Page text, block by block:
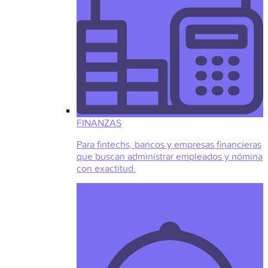
FINANZAS
Para fintechs, bancos y empresas financieras
que buscan administrar empleados y nómina
con exactitud.